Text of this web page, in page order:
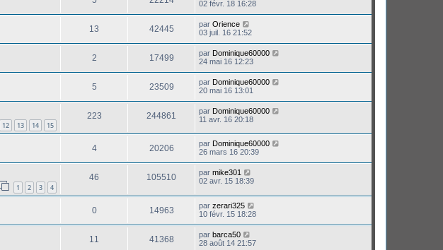
02 févr. 18 16:28
13 42445 par Orience
03 juil. 16 21:52
2 17499 par Dominique60000
24 mai 16 12:23
5 23509 par Dominique60000
20 mai 16 13:01
12 13 14 15
223 244861 par Dominique60000
11 avr. 16 20:18
4 20206 par Dominique60000
26 mars 16 20:39
1 2 3 4
46 105510 par mike301
02 avr. 15 18:39
0 14963 par zerari325
10 févr. 15 18:28
11 41368 par barca50
28 août 14 21:57